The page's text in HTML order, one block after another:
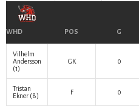
WHD POS G
Vilhelm
Andersson
(1)
GK 0
Tristan
Ekner (8) F 0